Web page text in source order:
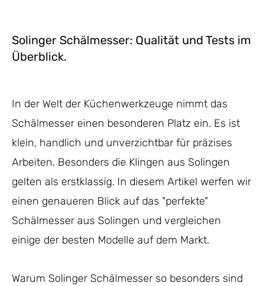
Solinger Schälmesser: Qualität und Tests im
Überblick.
In der Welt der Küchenwerkzeuge nimmt das
Schälmesser einen besonderen Platz ein. Es ist
klein, handlich und unverzichtbar für präzises
Arbeiten. Besonders die Klingen aus Solingen
gelten als erstklassig. In diesem Artikel werfen wir
einen genaueren Blick auf das "perfekte"
Schälmesser aus Solingen und vergleichen
einige der besten Modelle auf dem Markt.
Warum Solinger Schälmesser so besonders sind